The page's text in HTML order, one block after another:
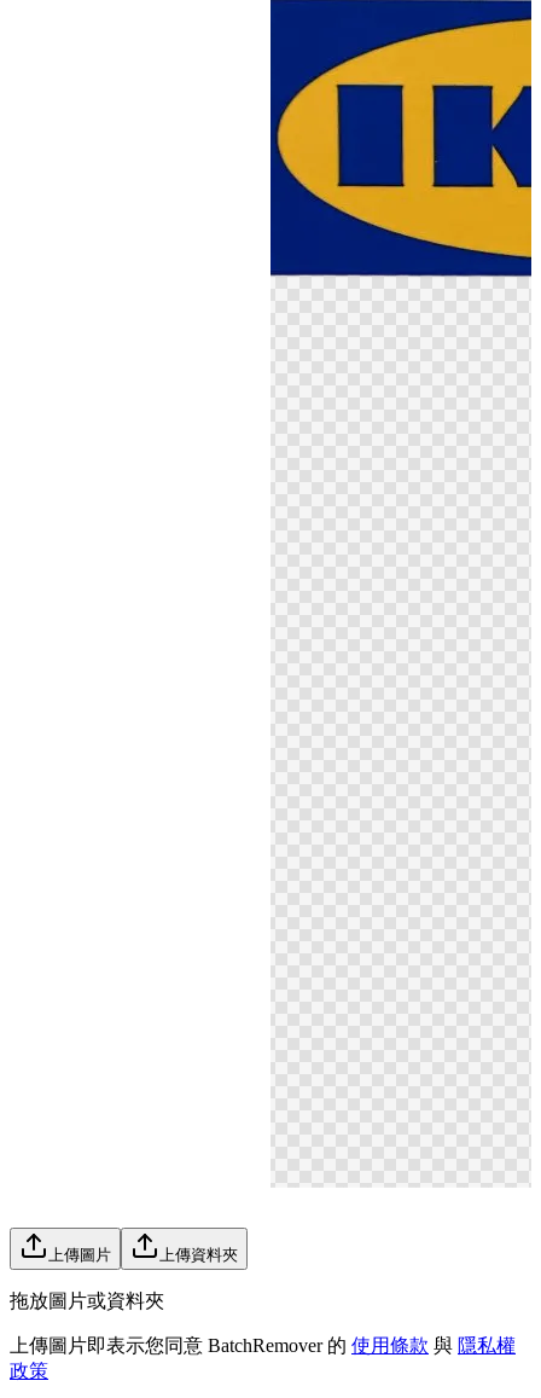
上傳圖片 上傳資料夾
拖放圖片或資料夾
上傳圖片即表示您同意 BatchRemover 的 使用條款 與 隱私權
政策